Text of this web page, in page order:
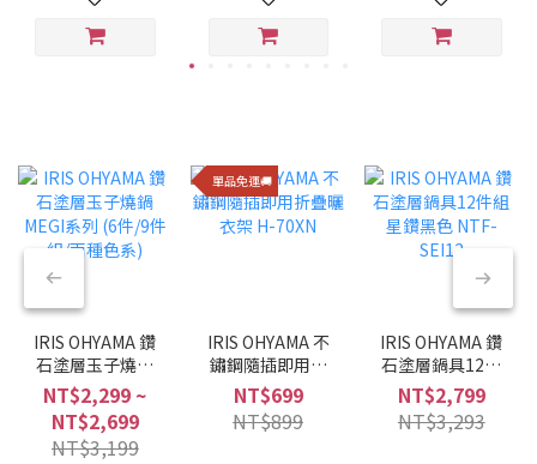
IRIS OHYAMA 鑽
石塗層玉子燒鍋
MEGI系列 (6件/9
件組/兩種色系)
NT$2,299 ~
NT$2,699
NT$3,199
單品免運🚚
IRIS OHYAMA 不
鏽鋼隨插即用折
疊曬衣架 H-
70XN
NT$699
NT$899
IRIS OHYAMA 鑽
石塗層鍋具12件
組 星鑽黑色
NTF-SEI12
NT$2,799
NT$3,293